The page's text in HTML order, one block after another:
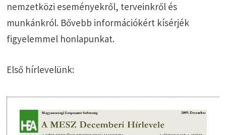
nemzetközi eseményekről, terveinkről és
munkánkról. Bővebb információkért kísérjék
figyelemmel honlapunkat.
Első hírlevelünk: